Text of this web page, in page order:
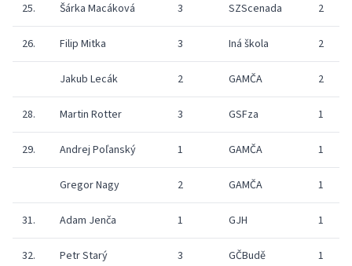
25. Šárka Macáková 3 SZScenada 2
26. Filip Mitka 3 Iná škola 2
Jakub Lecák 2 GAMČA 2
28. Martin Rotter 3 GSFza 1
29. Andrej Poľanský 1 GAMČA 1
Gregor Nagy 2 GAMČA 1
31. Adam Jenča 1 GJH 1
32. Petr Starý 3 GČBudě 1